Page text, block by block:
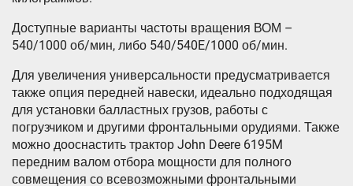
Доступные варианты частоты вращения ВОМ –
540/1000 об/мин, либо 540/540E/1000 об/мин.
Для увеличения универсальности предусматривается
также опция передней навески, идеально подходящая
для установки балластных грузов, работы с
погрузчиком и другими фронтальными орудиями. Также
можно дооснастить трактор John Deere 6195M
передним валом отбора мощности для полного
совмещения со всевозможными фронтальными